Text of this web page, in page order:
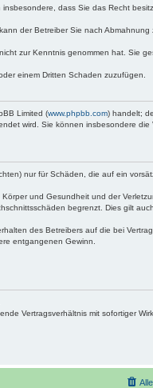
dass Sie das Recht
der Betreiber Sie nach
zur Kenntnis genommen hat. Sie
einem Dritten Schaden zuzufügen.
Limited (www.phpbb.com) handelt;
wird. Sie können insbesondere
nur für Schäden, die auf ein
und Gesundheit und der
begrenzt. Dies gilt
des Betreibers auf die bei
entgangenen Gewinn.
Vertragsverhältnis mit sofortiger